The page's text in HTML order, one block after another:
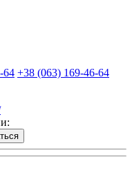
64 +38 (063) 169-46-64